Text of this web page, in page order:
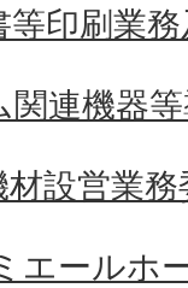
印刷業
関連機器
設営業務
エールホ